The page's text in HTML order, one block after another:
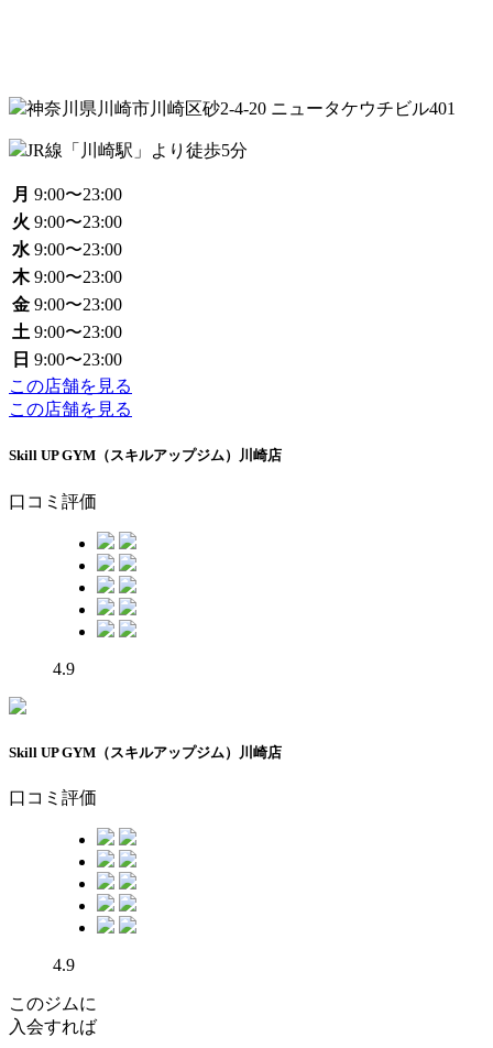
神奈川県川崎市川崎区砂2-4-20 ニュータケウチビル401
JR線「川崎駅」より徒歩5分
月 9:00〜23:00
火 9:00〜23:00
水 9:00〜23:00
木 9:00〜23:00
金 9:00〜23:00
土 9:00〜23:00
日 9:00〜23:00
この店舗を見る
この店舗を見る
Skill UP GYM（スキルアップジム）川崎店
口コミ評価
4.9
Skill UP GYM（スキルアップジム）川崎店
口コミ評価
4.9
このジムに
入会すれば